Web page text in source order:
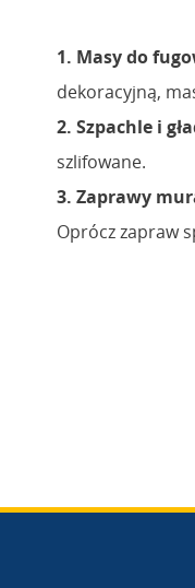
1. Masy do
dekoracyjną,
2. Szpachle i
szlifowane.
3. Zaprawy
Oprócz zapraw